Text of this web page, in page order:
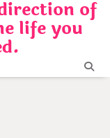
of
life you